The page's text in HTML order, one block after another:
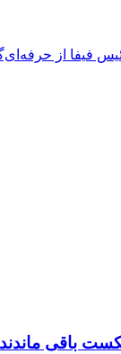
فیفا از
باقی ماندند